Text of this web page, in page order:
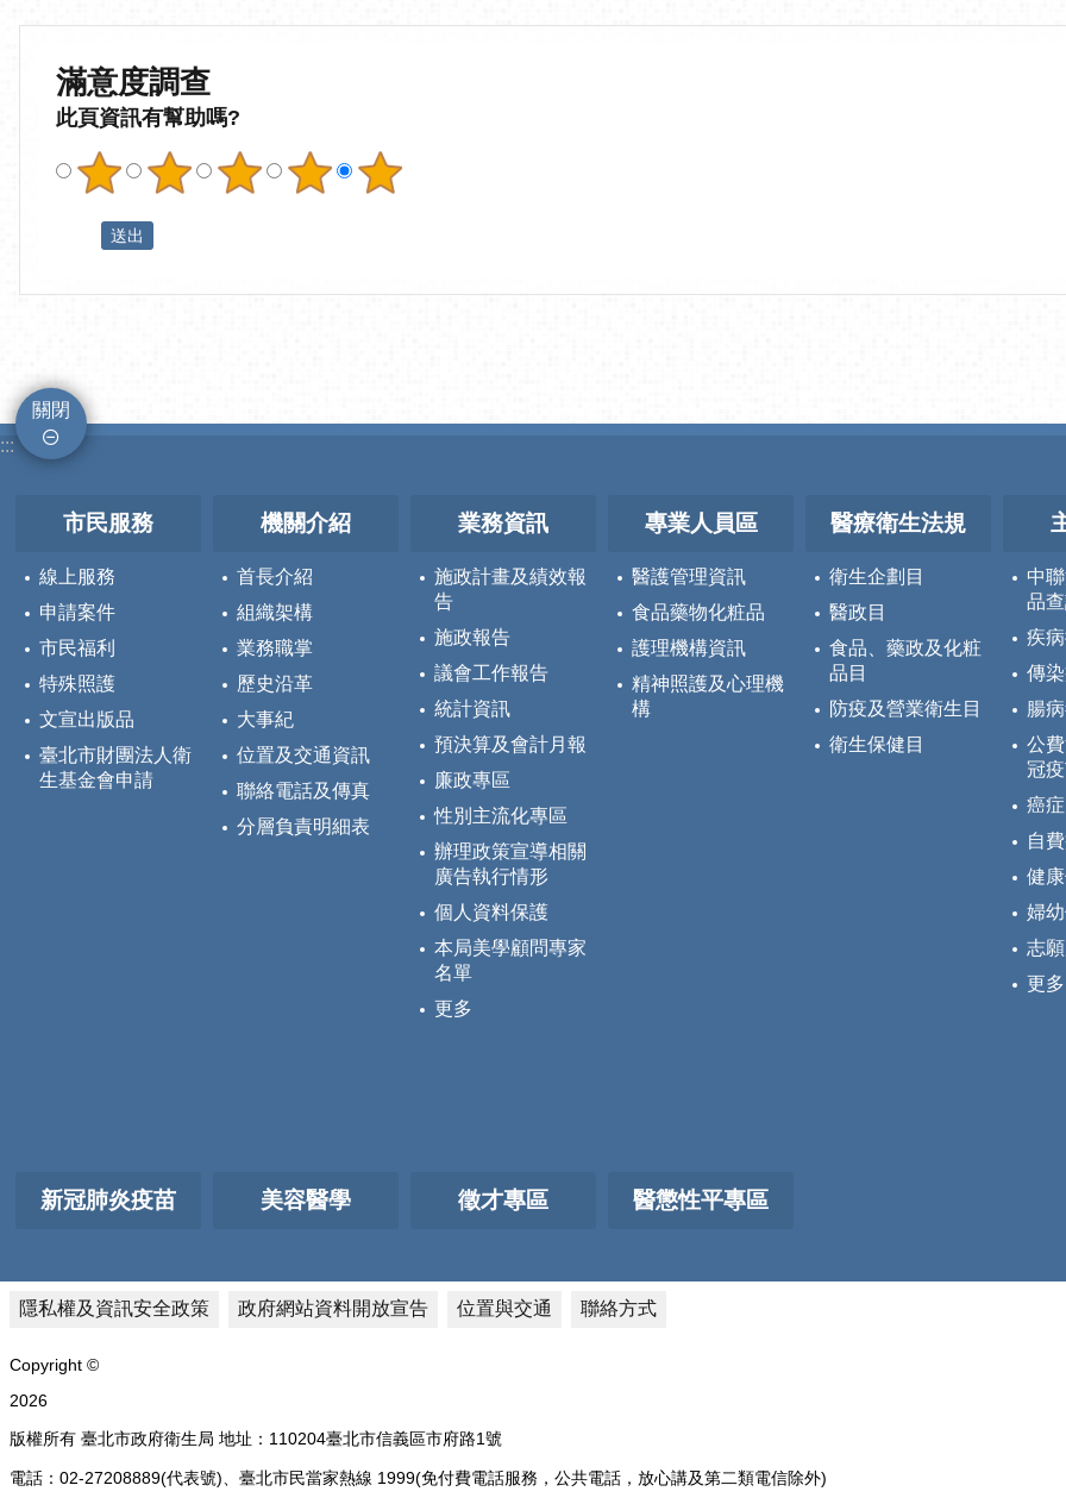
滿意度調查
此頁資訊有幫助嗎?
關閉
:::
市民服務
線上服務
申請案件
市民福利
特殊照護
文宣出版品
臺北市財團法人衛
生基金會申請
機關介紹
首長介紹
組織架構
業務職掌
歷史沿革
大事紀
位置及交通資訊
聯絡電話及傳真
分層負責明細表
業務資訊
施政計畫及績效報
告
施政報告
議會工作報告
統計資訊
預決算及會計月報
廉政專區
性別主流化專區
辦理政策宣導相關
廣告執行情形
個人資料保護
本局美學顧問專家
名單
更多
專業人員區
醫護管理資訊
食品藥物化粧品
護理機構資訊
精神照護及心理機
構
醫療衛生法規
衛生企劃目
醫政目
食品、藥政及化粧
品目
防疫及營業衛生目
衛生保健目
中
品
疾
傳
腸
公
冠
癌
自
健
婦
志
更多
新冠肺炎疫苗 美容醫學 徵才專區 醫懲性平專區
隱私權及資訊安全政策 政府網站資料開放宣告 位置與交通 聯絡方式
Copyright ©
2026
版權所有 臺北市政府衛生局 地址：110204臺北市信義區市府路1號
電話：02-27208889(代表號)、臺北市民當家熱線 1999(免付費電話服務，公共電話，放心講及第二類電信除外)